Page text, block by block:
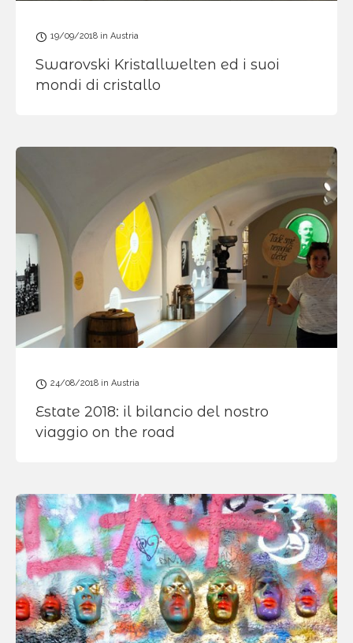
19/09/2018 in Austria
Swarovski Kristallwelten ed i suoi
mondi di cristallo
24/08/2018 in Austria
Estate 2018: il bilancio del nostro
viaggio on the road